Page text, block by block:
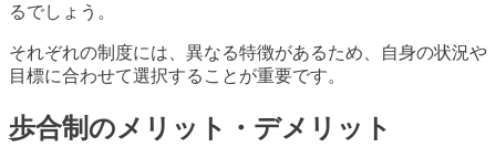
るでしょう。
それぞれの制度には、異なる特徴があるため、自身の状況や
目標に合わせて選択することが重要です。
歩合制のメリット・デメリット